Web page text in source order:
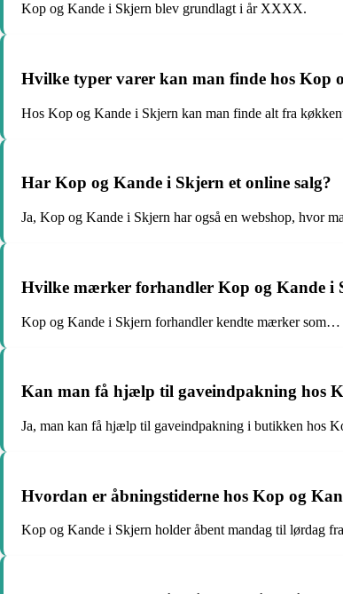
Kop og Kande i Skjern blev grundlagt i år XXXX.
Hvilke typer varer kan man finde hos Kop
Hos Kop og Kande i Skjern kan man finde alt fra
Har Kop og Kande i Skjern et online salg?
Ja, Kop og Kande i Skjern har også en webshop, hvor
Hvilke mærker forhandler Kop og Kande i
Kop og Kande i Skjern forhandler kendte mærker
Kan man få hjælp til gaveindpakning hos
Ja, man kan få hjælp til gaveindpakning i butikken hos
Hvordan er åbningstiderne hos Kop og
Kop og Kande i Skjern holder åbent mandag til lørdag